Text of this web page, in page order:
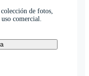
de fotos,
comercial.